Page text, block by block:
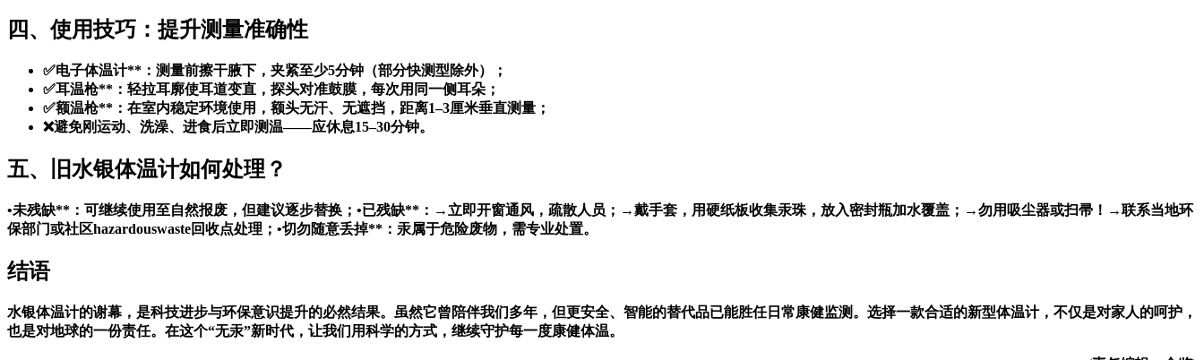
四、使用技巧：提升测量准确性
✅电子体温计**：测量前擦干腋下，夹紧至少5分钟（部分快测型除外）；
✅耳温枪**：轻拉耳廓使耳道变直，探头对准鼓膜，每次用同一侧耳朵；
✅额温枪**：在室内稳定环境使用，额头无汗、无遮挡，距离1–3厘米垂直测量；
❌避免刚运动、洗澡、进食后立即测温——应休息15–30分钟。
五、旧水银体温计如何处理？
•未残缺**：可继续使用至自然报废，但建议逐步替换；•已残缺**：→立即开窗通风，疏散人员；→戴手套，用硬纸板收集汞珠，放入密封瓶加水覆盖；→勿用吸尘器或扫帚！→联系当地环
保部门或社区hazardouswaste回收点处理；•切勿随意丢掉**：汞属于危险废物，需专业处置。
结语
水银体温计的谢幕，是科技进步与环保意识提升的必然结果。虽然它曾陪伴我们多年，但更安全、智能的替代品已能胜任日常康健监测。选择一款合适的新型体温计，不仅是对家人的呵护，
也是对地球的一份责任。在这个“无汞”新时代，让我们用科学的方式，继续守护每一度康健体温。